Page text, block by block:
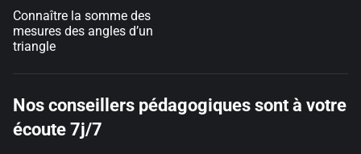
Connaître la somme des
mesures des angles d’un
triangle
Nos conseillers pédagogiques sont à votre
écoute 7j/7